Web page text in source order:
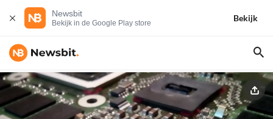
Newsbit
Bekijk in de Google Play store
Bekijk